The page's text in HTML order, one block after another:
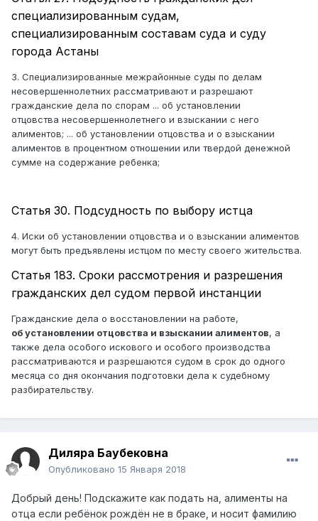
специализированным судам,
специализированным составам суда и суду
города Астаны
3. Специализированные межрайонные суды по делам
несовершеннолетних рассматривают и разрешают
гражданские дела по спорам ... об установлении
отцовства несовершеннолетнего и взыскании с него
алиментов; ... об установлении отцовства и о взыскании
алиментов в процентном отношении или твердой денежной
сумме на содержание ребенка;
Статья 30. Подсудность по выбору истца
4. Иски об установлении отцовства и о взыскании алиментов
могут быть предъявлены истцом по месту своего жительства.
Статья 183. Сроки рассмотрения и разрешения
гражданских дел судом первой инстанции
Гражданские дела о восстановлении на работе,
об установлении отцовства и взыскании алиментов, а
также дела особого искового и особого производства
рассматриваются и разрешаются судом в срок до одного
месяца со дня окончания подготовки дела к судебному
разбирательству.
Диляра Баубековна
Опубликовано 15 Января 2018
Добрый день! Подскажите как подать на, алименты на
отца если ребёнок рождён не в браке, и носит фамилию